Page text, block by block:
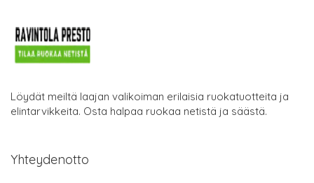
Löydät meiltä laajan valikoiman erilaisia ruokatuotteita ja
elintarvikkeita. Osta halpaa ruokaa netistä ja säästä.
Yhteydenotto